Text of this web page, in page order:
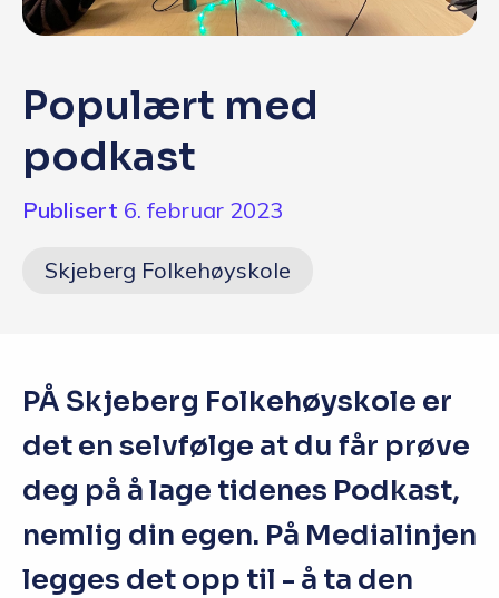
Q&A
English
Søk i dag
Populært med
podkast
Publisert 6. februar 2023
Skjeberg Folkehøyskole
PÅ Skjeberg Folkehøyskole er
det en selvfølge at du får prøve
deg på å lage tidenes Podkast,
nemlig din egen. På Medialinjen
legges det opp til - å ta den